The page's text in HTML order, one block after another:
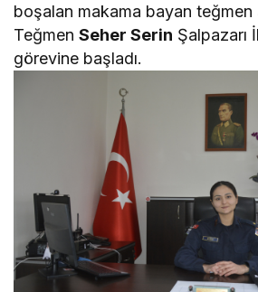
boşalan makama bayan teğmen
TeğmenSeher Serin Şalpazarı
görevine başladı.